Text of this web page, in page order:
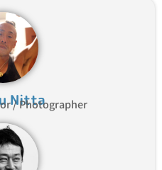
Nitta
/ Photographer